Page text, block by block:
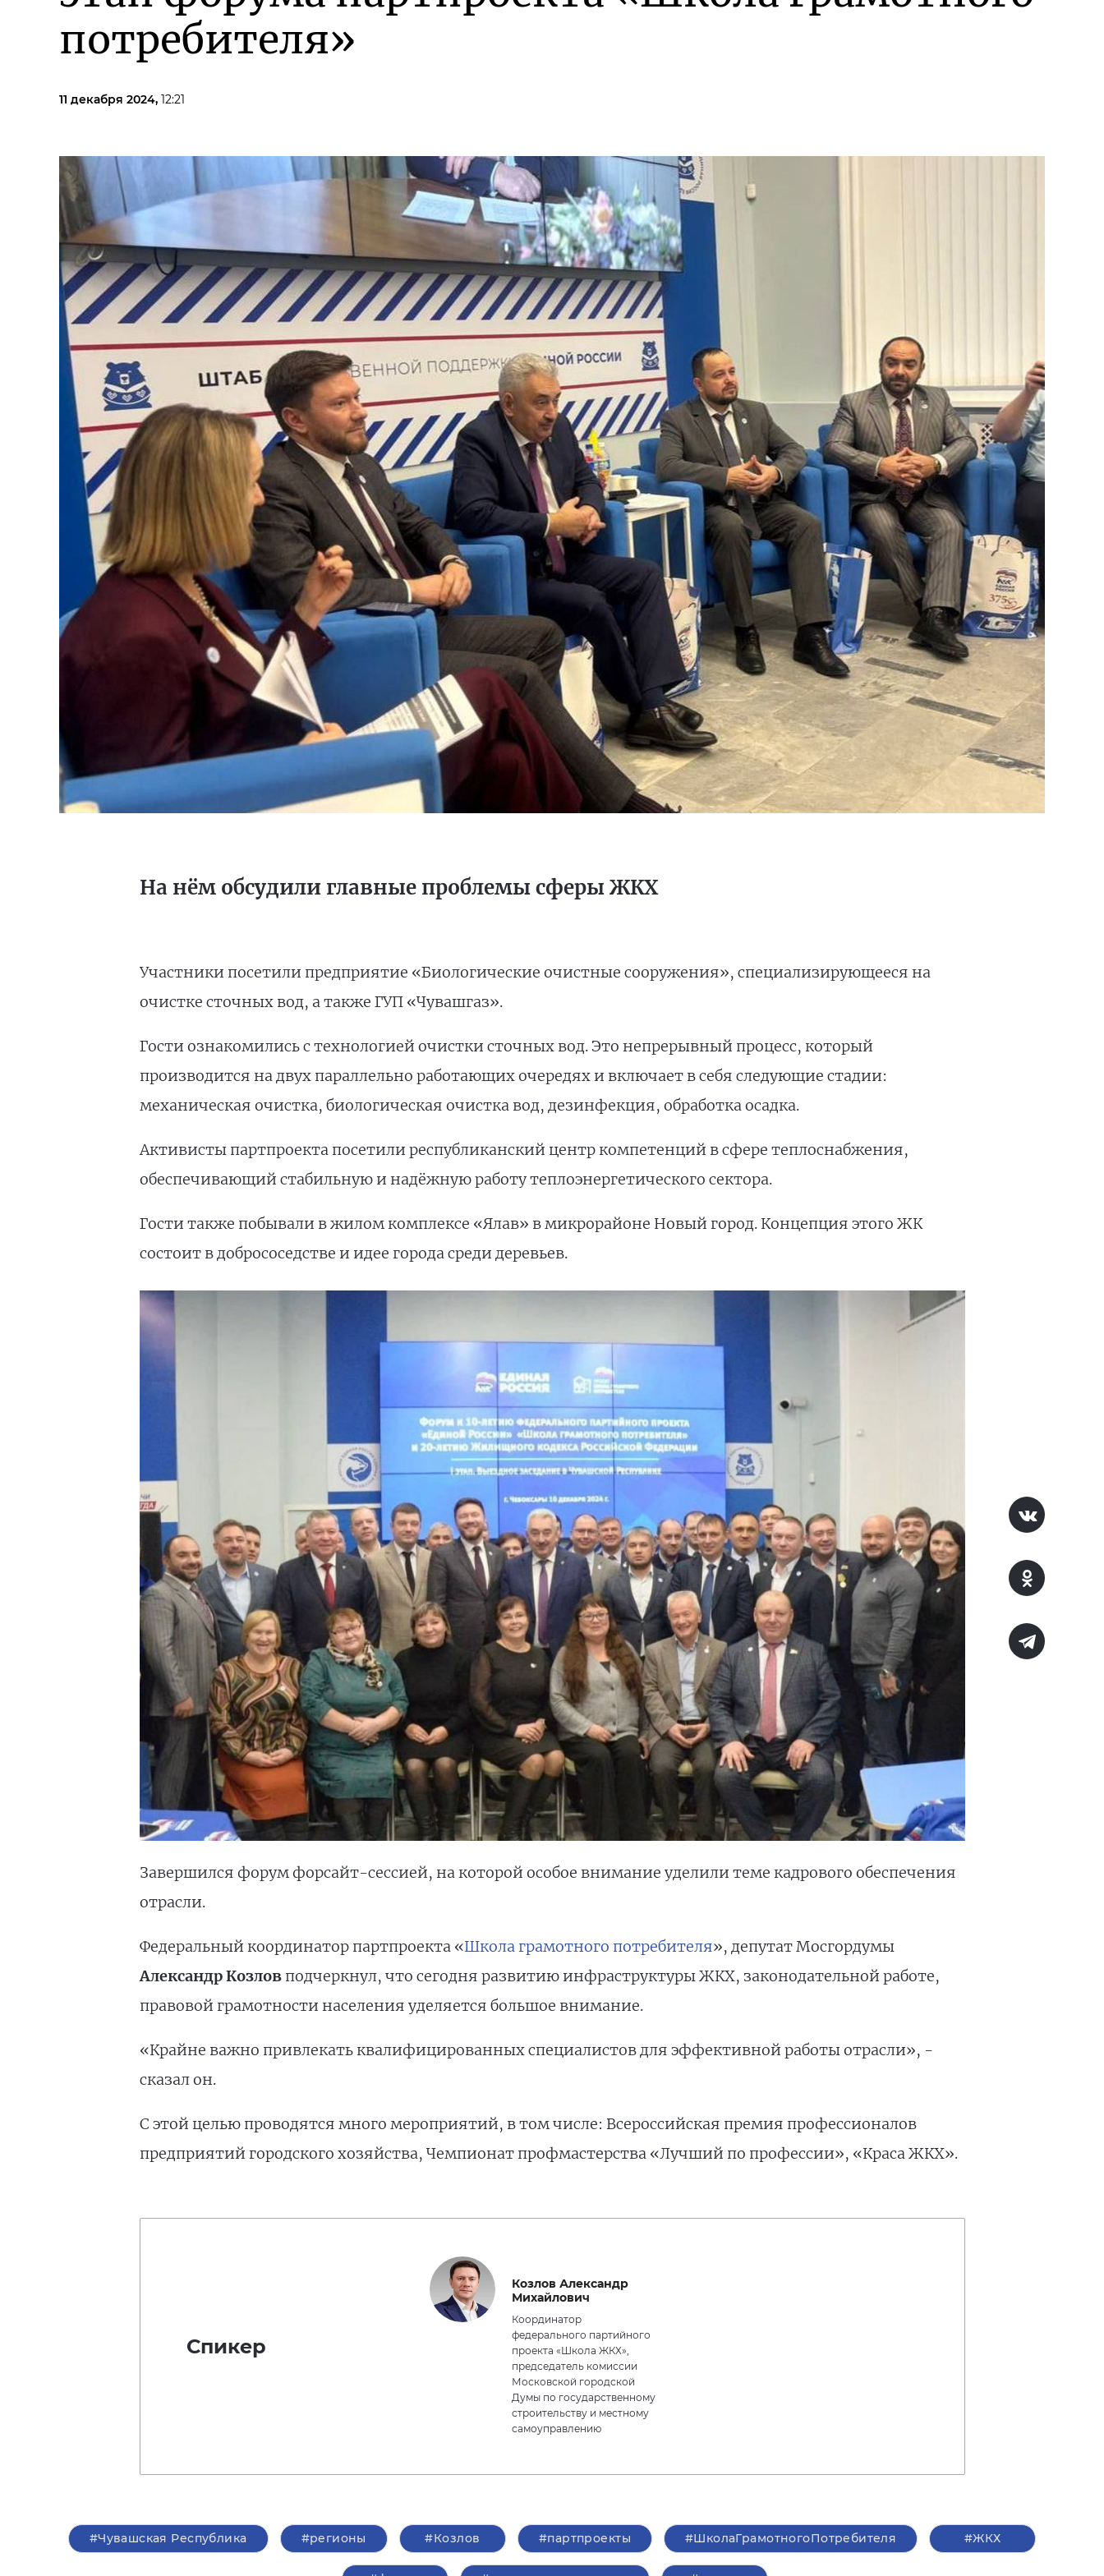
потребителя»
11 декабря 2024, 12:21
На нём обсудили главные проблемы сферы ЖКХ
Участники посетили предприятие «Биологические очистные сооружения», специализирующееся на
очистке сточных вод, а также ГУП «Чувашгаз».
Гости ознакомились с технологией очистки сточных вод. Это непрерывный процесс, который
производится на двух параллельно работающих очередях и включает в себя следующие стадии:
механическая очистка, биологическая очистка вод, дезинфекция, обработка осадка.
Активисты партпроекта посетили республиканский центр компетенций в сфере теплоснабжения,
обеспечивающий стабильную и надёжную работу теплоэнергетического сектора.
Гости также побывали в жилом комплексе «Ялав» в микрорайоне Новый город. Концепция этого ЖК
состоит в добрососедстве и идее города среди деревьев.
Завершился форум форсайт-сессией, на которой особое внимание уделили теме кадрового обеспечения
отрасли.
Федеральный координатор партпроекта «Школа грамотного потребителя», депутат Мосгордумы
Александр Козловподчеркнул, что сегодня развитию инфраструктуры ЖКХ, законодательной работе,
правовой грамотности населения уделяется большое внимание.
«Крайне важно привлекать квалифицированных специалистов для эффективной работы отрасли», -
сказал он.
С этой целью проводятся много мероприятий, в том числе: Всероссийская премия профессионалов
предприятий городского хозяйства, Чемпионат профмастерства «Лучший по профессии», «Краса ЖКХ».
Спикер
Козлов Александр
Михайлович
Координатор
федерального партийного
проекта «Школа ЖКХ»,
председатель комиссии
Московской городской
Думы по государственному
строительству и местному
самоуправлению
#Чувашская Республика #регионы #Козлов #партпроекты #ШколаГрамотногоПотребителя #ЖКХ